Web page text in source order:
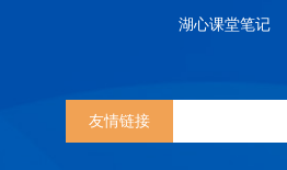
湖心课堂笔记
友情链接